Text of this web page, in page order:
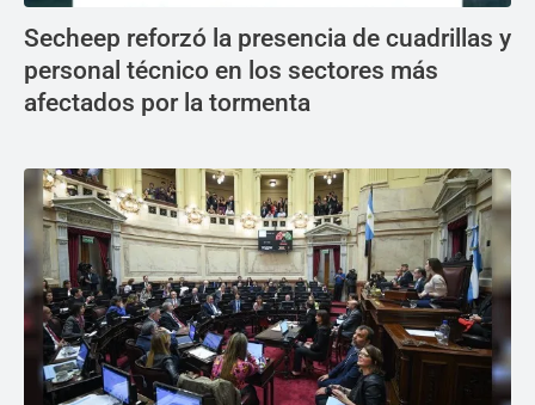
Secheep reforzó la presencia de cuadrillas y
personal técnico en los sectores más
afectados por la tormenta